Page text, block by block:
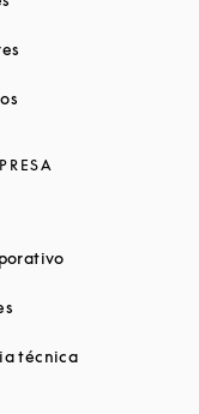
Tab
Opens in New Tab
Link Opens in
técnicaLink Opens in